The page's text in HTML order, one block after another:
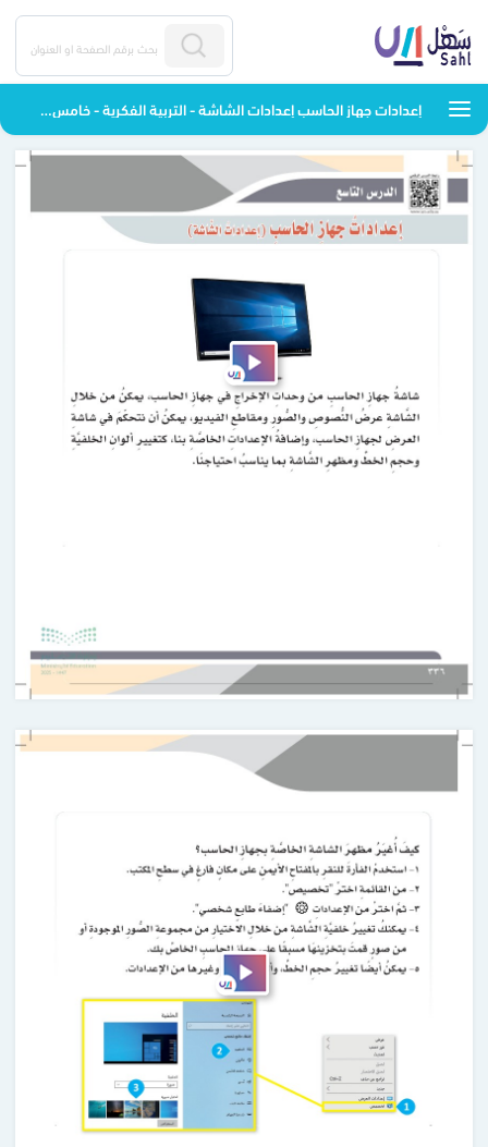
إعدادات جهاز الحاسب إعدادات الشاشة - التربية الفكرية - خامس ابتدائي